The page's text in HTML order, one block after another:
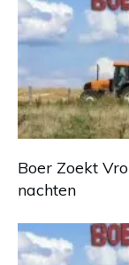
Boer Zoekt
nachten